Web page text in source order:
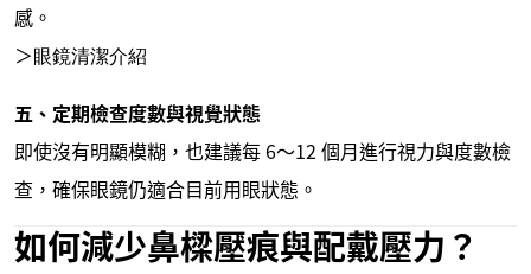
感。
＞ 眼鏡清潔介紹
五、定期檢查度數與視覺狀態
即使沒有明顯模糊，也建議每 6～12 個月進行視力與度數檢
查，確保眼鏡仍適合目前用眼狀態。
如何減少鼻樑壓痕與配戴壓力？